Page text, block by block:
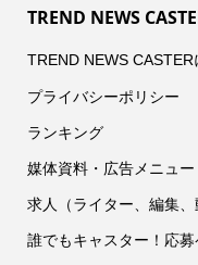
TREND NEWS
TREND NEWS CASTER
プライバシーポリシー
ランキング
媒体資料・広告メニュー
求人（ライター、編集、
誰でもキャスター！応募